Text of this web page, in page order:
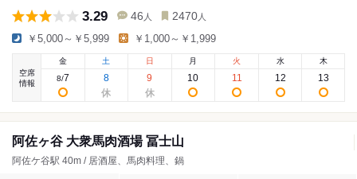
3.29 46 人 2470 人
￥5,000～￥5,999 ￥1,000～￥1,999
空席
情報
金
8/7
土
8
日
9
月
10
火
11
水
12
木
13
阿佐ヶ谷 大衆馬肉酒場 冨士山
阿佐ケ谷駅 40m / 居酒屋、馬肉料理、鍋